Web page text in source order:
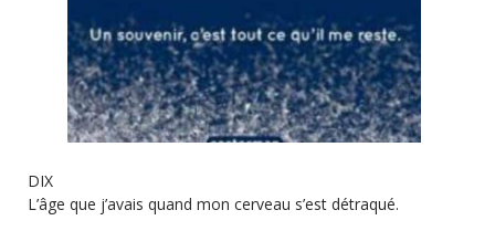
DIX
L’âge que j’avais quand mon cerveau s’est détraqué.